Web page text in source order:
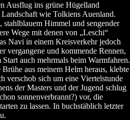
Ausflug ins grüne Hügelland
wie Tolkiens Auenland.
Himmel und sengender
Wege mit denen von „Leschi“
Navi in einem Kreisverkehr jedoch
vergangene und kommende Rennen,
auch mehrmals beim Warmfahren.
aus meinem Helm heraus, klebte
verschob sich um eine Viertelstunde
der Masters und der Jugend schlug
sonnenverbrannt?) vor, die
zu lassen. In buchstäblich letzter